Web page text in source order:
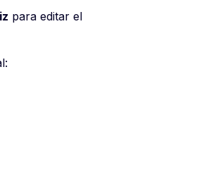
para editar el